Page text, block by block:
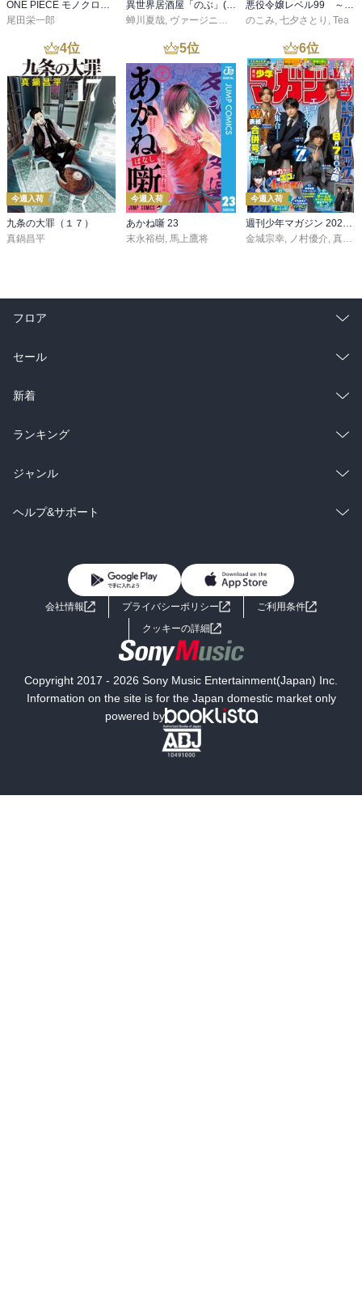
ONE PIECE モノクロ版 115
尾田栄一郎
異世界居酒屋「のぶ」(22)
蝉川夏哉, ヴァージニア二等兵 ,転
悪役令嬢レベル99 ～私は裏ボスですが魔王ではありません～ その６
のこみ, 七夕さとり , Tea
4位
今週入荷
九条の大罪（１７）
真鍋昌平
5位
今週入荷
あかね噺 23
末永裕樹 馬上鷹将
6位
今週入荷
金城宗幸
ノ村優介 真島ヒロ
フロア
総合
ラノベ
雑誌・グラビア
BL・TL
セール
総合
ラノベ
雑誌・グラビア
BL・TL
新着
総合
ラノベ
雑誌・グラビア
ランキング
総合
ラノベ
ジャンル
コミック
ライトノベル 男子向けラノベ
小説
海外小説
ミステリー SF
文学
ヘルプ&サポート
よくあるご質問 お問い合わせ
会社情報 プライバシーポリシー
ご利用条件
クッキーの詳細
Copyright 2017 - 2026 Sony Music Entertainment(Japan) Inc.
Information on the site is for the Japan domestic market only
powered by